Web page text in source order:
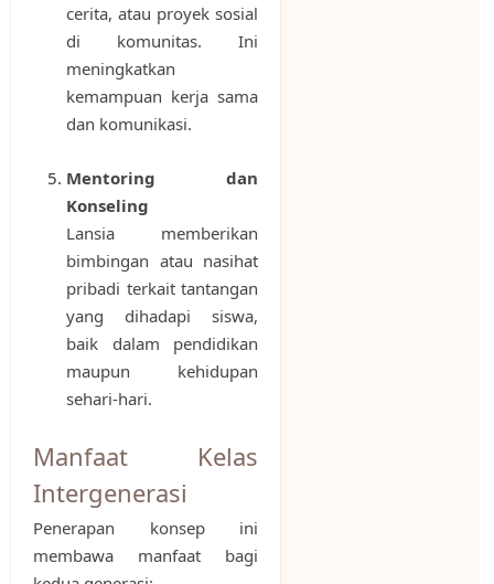
cerita, atau proyek sosial
di komunitas. Ini
meningkatkan
kemampuan kerja sama
dan komunikasi.
Mentoring dan
Konseling
Lansia memberikan
bimbingan atau nasihat
pribadi terkait tantangan
yang dihadapi siswa,
baik dalam pendidikan
maupun kehidupan
sehari-hari.
Manfaat Kelas
Intergenerasi
Penerapan konsep ini
membawa manfaat bagi